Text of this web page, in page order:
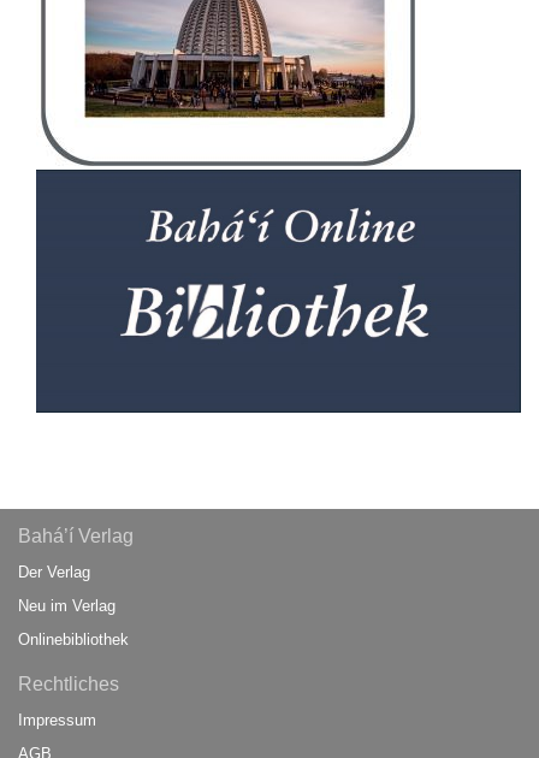
Bahá’í Verlag
Der Verlag
Neu im Verlag
Onlinebibliothek
Rechtliches
Impressum
AGB